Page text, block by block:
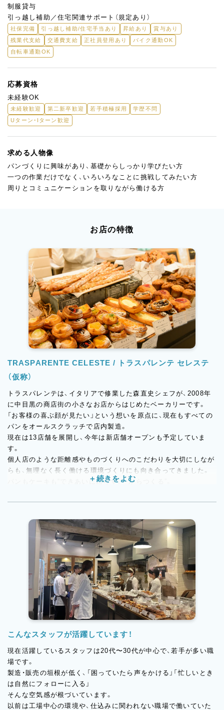
制服貸与
引っ越し補助／住宅関連サポート（規定あり）
社保完備 引っ越し補助/住宅手当あり 昇給あり
賞与あり
残業代支給
交通費支給 正社員登用あり
バイク通勤OK
自転車通勤OK
応募資格
未経験OK
未経験歓迎 第二新卒歓迎 若手積極採用
学歴不問
Uターン・Iターン歓迎
求める人物像
パンづくりに興味があり、基礎からしっかり学びたい方
一つの作業だけでなく、いろいろなことに挑戦してみたい方
周りとコミュニケーションを取りながら働ける方
お店の特徴
TRASPARENTE CELESTE / トラスパレンテ セレステ
（仮称）
トラスパレンテは、イタリアで修業した森直史シェフが、2008年
に中目黒の商店街の小さなお店からはじめたベーカリーです。
「お客様の喜ぶ顔が見たい」という想いを原点に、現在もすべての
パンをオールスクラッチで店内製造。
現在は13店舗を展開し、今年は新店舗オープンも予定していま
す。
個人店のような距離感やものづくりへのこだわりを大切にしなが
らも、無理なく長く働ける環境づくりにも向き合ってきました。
パンもケーキも“できあいに頼らず、一からつくる”。
つくっています。
新たなチャレンジとなるお店です。
これまで培ってきたオールスクラッチの製造スタイルや、お店づ
くりの考え方をそのままに、
新しい場所でトラスパレンテらしさを広げていきます。
立ち上げから関われる貴重なタイミング。
「新しいお店を一緒につくっていきたい」という方を歓迎します。
こんなスタッフが活躍しています！
現在活躍しているスタッフは20代〜30代が中心で、若手が多い職
場です。
製造・販売の垣根が低く、「困っていたら声をかける」「忙しいとき
は自然にフォローに入る」
そんな空気感が根づいています。
以前は工場中心の環境や、仕込みに関われない職場で働いていた